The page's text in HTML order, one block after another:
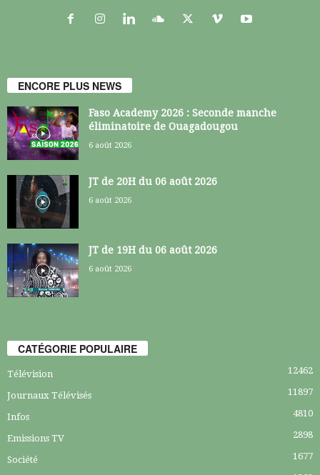
ENCORE PLUS NEWS
Faso Academy 2026 : Seconde manche
éliminatoire de Ouagadougou
6 août 2026
JT de 20H du 06 août 2026
6 août 2026
JT de 19H du 06 août 2026
6 août 2026
CATÉGORIE POPULAIRE
Télévision 12462
Journaux Télévisés 11897
Infos 4810
Emissions TV 2898
Société
1677